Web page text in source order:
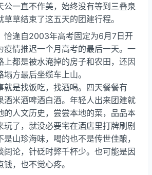
公一直不作美，始终没有等到三叠泉
草结束了这五天的团建行程。
恰逢自2003年高考固定为6月7日开
疫情推迟一个月高考的最后一天。一
上都是被水淹掉的房子和农田，还因
方最后坐缆车上山。
就是找饭吃，找酒喝。四天餐餐有
酒米酒啤酒白酒。年轻人出来团建就
的人文历史，尝尝本地的菜，品品本
玩了，就没必要宅在酒店里打牌刷剧
山珍海味，喝的也不是传世佳酿，
阔论，针砭时弊千杯少。也可能是因
，也不觉心疼。